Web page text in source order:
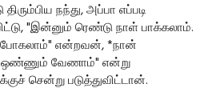
நந்து, அப்பா எப்படி
"இன்னும் ரெண்டு நாள் பாக்கலாம்.
போகலாம்" என்றவன், *நான்
ஒண்ணும் வேணாம்" என்று
சென்று படுத்துவிட்டான்.